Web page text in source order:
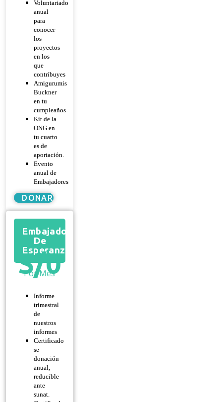
Voluntariado
anual
para
conocer
los
proyectos
en los
que
contribuyes
Amigurumis
Buckner
en tu
cumpleaños
Kit de la
ONG en
tu cuarto
es de
aportación.
Evento
anual de
Embajadores
DONAR
Embajador
De
Esperanza
S/0
Por Mes
Informe
trimestral
de
nuestros
informes
Certificado
se
donación
anual,
reducible
ante
sunat.